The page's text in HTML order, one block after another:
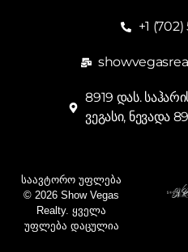
+1
8919 დას.
ვეგასი, ნევადა
Საავტორო Უფლება
© 2026 Show Vegas
Realty. Ყველა
Უფლება Დაცულია